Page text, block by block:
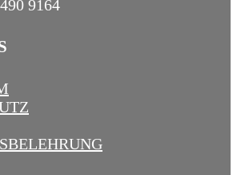
9164